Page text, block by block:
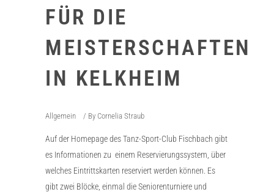
FÜR DIE
MEISTERSCHAFTEN
IN KELKHEIM
Allgemein By Cornelia Straub
Auf der Homepage des Tanz-Sport-Club Fischbach gibt
es Informationen zu einem Reservierungssystem, über
welches Eintrittskarten reserviert werden können. Es
gibt zwei Blöcke, einmal die Seniorenturniere und